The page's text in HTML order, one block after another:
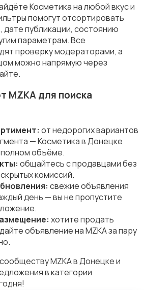
Косметика на любой вкус и
помогут отсортировать
дате публикации, состоянию
параметрам. Все
проверку модераторами, а
можно напрямую через
MZKA для поиска
от недорогих вариантов
— Косметика в Донецке
объёме.
общайтесь с продавцами без
комиссий.
свежие объявления
день — вы не пропустите
хотите продать
объявление на MZKA за пару
MZKA в Донецке и
в категории